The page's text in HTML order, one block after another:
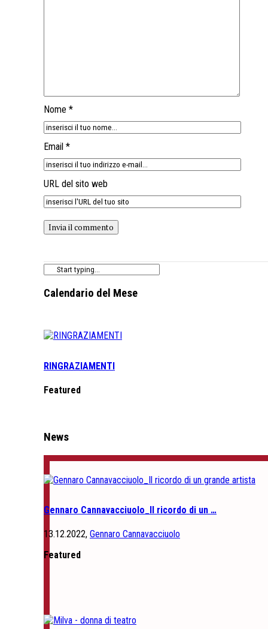
Nome *
Email *
URL del sito web
Calendario del Mese
RINGRAZIAMENTI
Featured
News
Gennaro Cannavacciuolo_Il ricordo di un …
13.12.2022, Gennaro Cannavacciuolo
Featured